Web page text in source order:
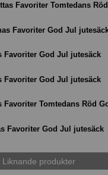
Favoriter Tomtedans Röd
Favoriter God Jul
Favoriter God Jul jutesäck
Favoriter God Jul jutesäck
Favoriter Tomtedans Röd
Favoriter God Jul jutesäck
Liknande produkter